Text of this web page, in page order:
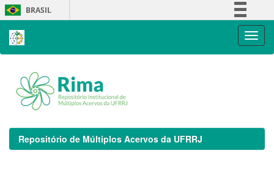
Skip
navigation
BRASIL
Repositório de Múltiplos Acervos da UFRRJ